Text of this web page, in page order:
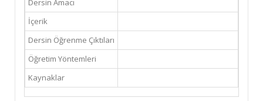
Dersin Amacı
İçerik
Dersin Öğrenme Çıktıları
Öğretim Yöntemleri
Kaynaklar